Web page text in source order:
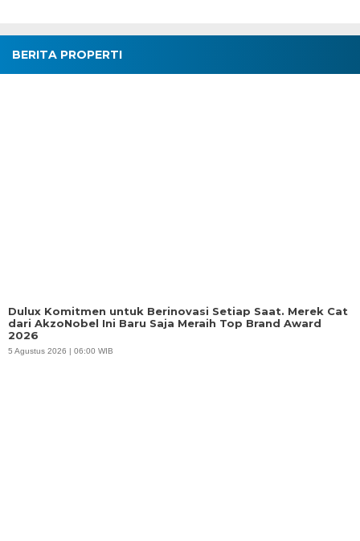
BERITA PROPERTI
Dulux Komitmen untuk Berinovasi Setiap Saat. Merek Cat
dari AkzoNobel Ini Baru Saja Meraih Top Brand Award
2026
5 Agustus 2026 | 06:00 WIB